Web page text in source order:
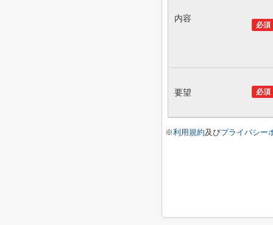
必須
内容
必須
要望
※利用規約及びプライバシー